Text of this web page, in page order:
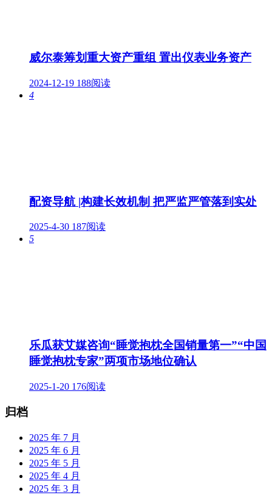
威尔泰筹划重大资产重组 置出仪表业务资产
2024-12-19 188阅读
4
配资导航 |构建长效机制 把严监严管落到实处
2025-4-30 187阅读
5
乐瓜获艾媒咨询“睡觉抱枕全国销量第一”“中国
睡觉抱枕专家”两项市场地位确认
2025-1-20 176阅读
归档
2025 年 7 月
2025 年 6 月
2025 年 5 月
2025 年 4 月
2025 年 3 月